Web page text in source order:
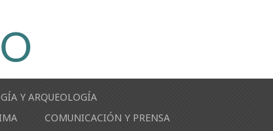
Y ARQUEOLOGÍA
COMUNICACIÓN Y PRENSA